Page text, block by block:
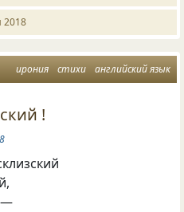
2018
ирония стихи английский язык
!
—